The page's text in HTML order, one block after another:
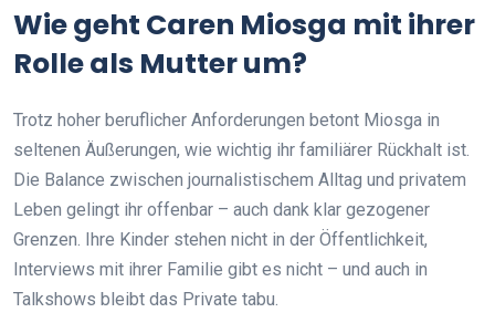
Wie geht Caren Miosga mit ihrer
Rolle als Mutter um?
Trotz hoher beruflicher Anforderungen betont Miosga in
seltenen Äußerungen, wie wichtig ihr familiärer Rückhalt ist.
Die Balance zwischen journalistischem Alltag und privatem
Leben gelingt ihr offenbar – auch dank klar gezogener
Grenzen. Ihre Kinder stehen nicht in der Öffentlichkeit,
Interviews mit ihrer Familie gibt es nicht – und auch in
Talkshows bleibt das Private tabu.